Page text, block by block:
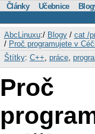
Články Učebnice
AbcLinuxu:/ Blogy/ cat /
/ Proč programujete v
Štítky: C++, práce,
Proč